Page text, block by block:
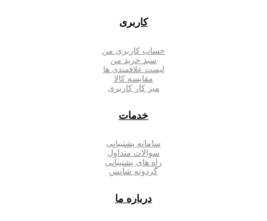
کاربری
حساب کاربری من
سبد خرید من
لیست علاقمندی ها
مقایسه کالا
میز کار کاربری
خدمات
سامانه پشتیبانی
سوالات متداول
راه های پشتیبانی
گردونه شانس
درباره ما